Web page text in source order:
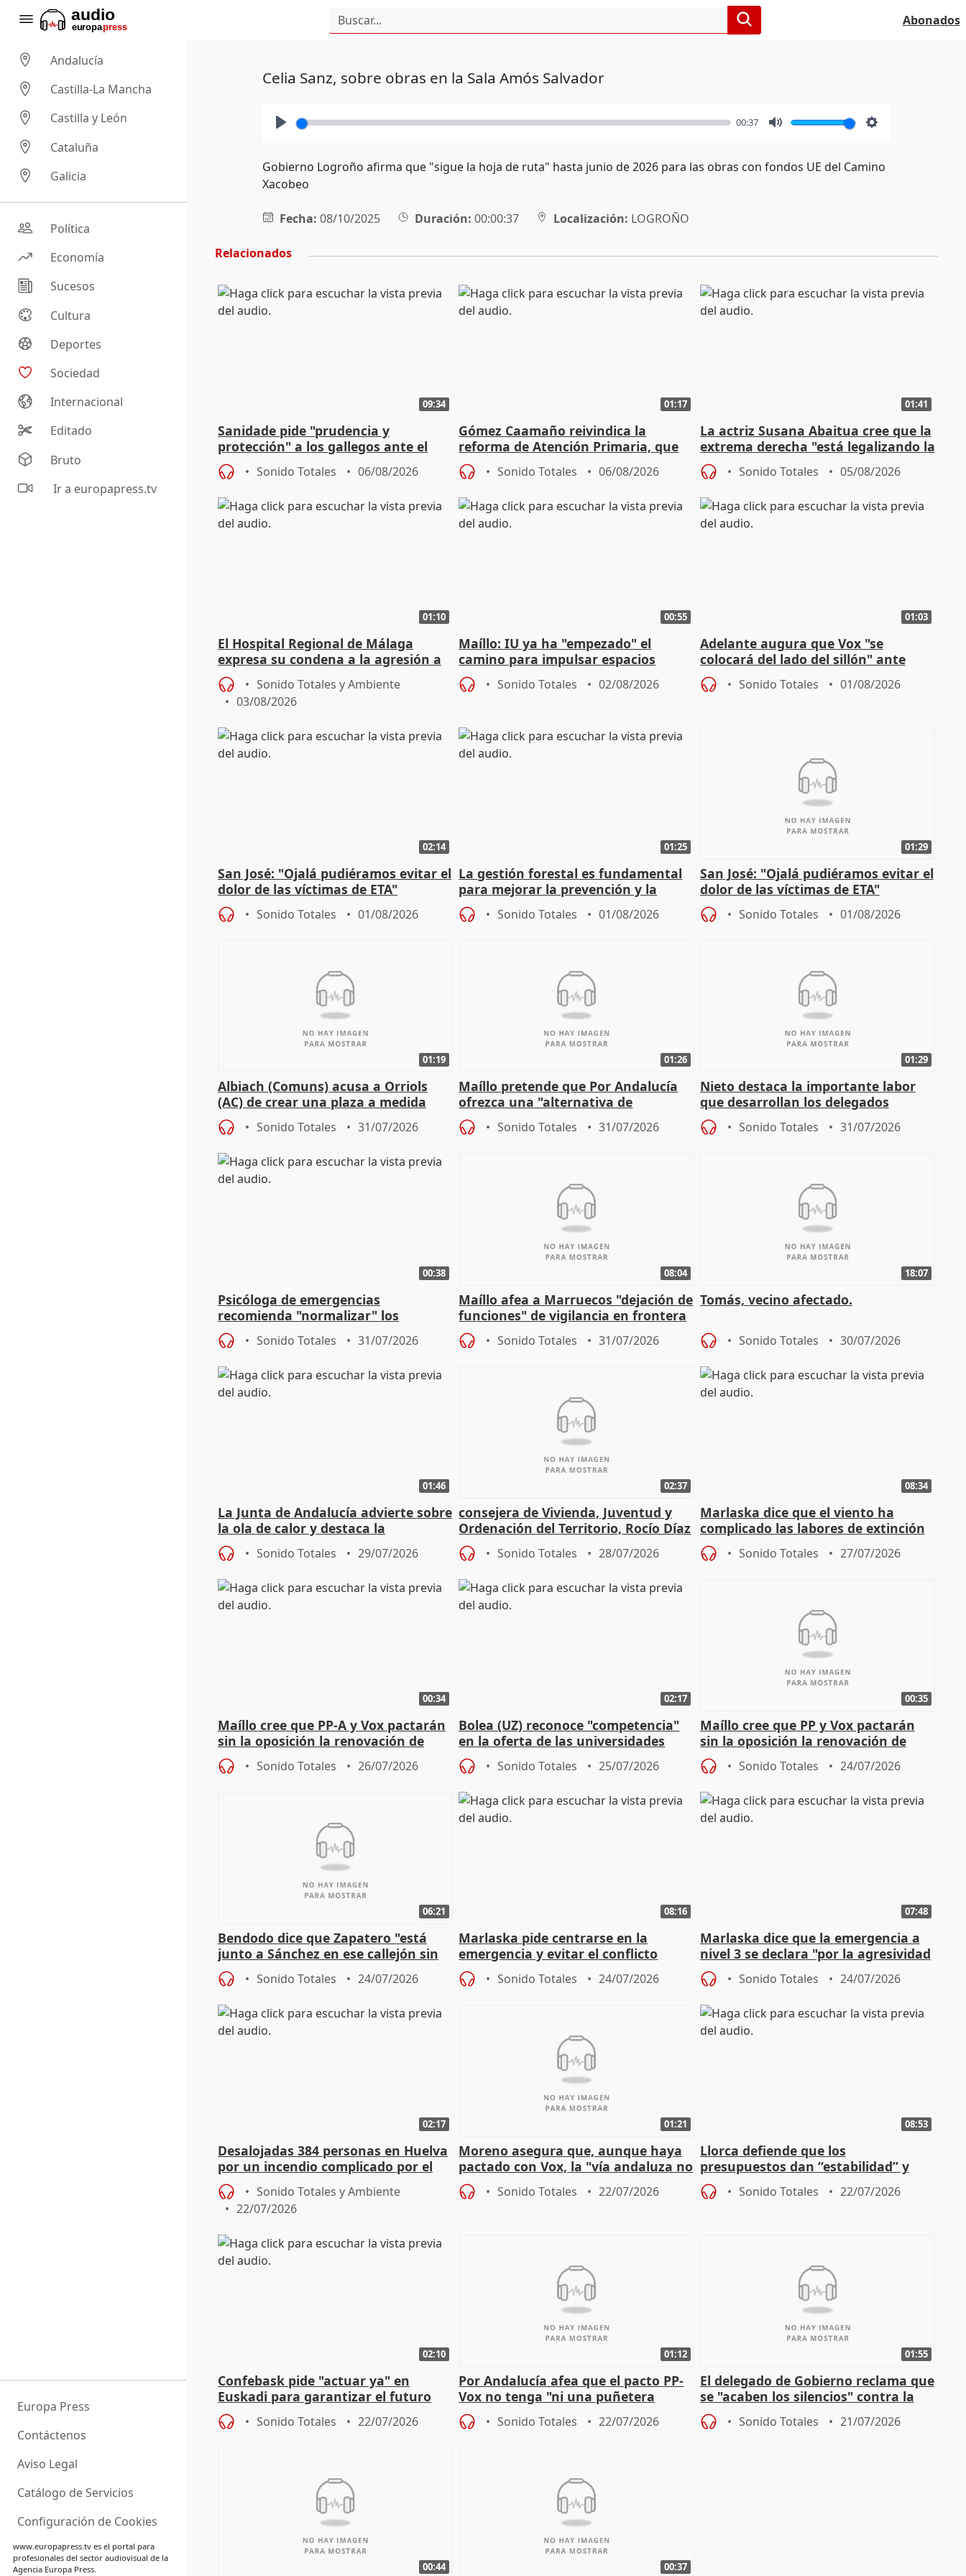
Abonados
Andalucía
Castilla-La Mancha
Castilla y León
Cataluña
Galicia
Política
Economía
Sucesos
Cultura
Deportes
Sociedad
Internacional
Editado
Bruto
Ir a europapress.tv
Europa Press
Contáctenos
Aviso Legal
Catálogo de Servicios
Configuración de Cookies
www.europapress.tves el portal para
profesionales del sector audiovisual de la
Agencia Europa Press.
Celia Sanz, sobre obras en la Sala Amós Salvador
00:37
Gobierno Logroño afirma que "sigue la hoja de ruta" hasta junio de 2026 para las obras con fondos UE del Camino
Xacobeo
Fecha: 08/10/2025 Duración: 00:00:37 Localización: LOGROÑO
Relacionados
09:34
Sanidade pide "prudencia y
protección" a los gallegos ante el
eclipse del 12 de agosto
Sonido Totales 06/08/2026
01:17
Gómez Caamaño reivindica la
reforma de Atención Primaria, que
reforzará la autogestión
Sonido Totales 06/08/2026
01:41
La actriz Susana Abaitua cree que la
extrema derecha "está legalizando la
homofobia"
Sonido Totales 05/08/2026
01:10
El Hospital Regional de Málaga
expresa su condena a la agresión a
dos enfermeras de Urgencias
Sonido Totales y Ambiente
03/08/2026
00:55
Maíllo: IU ya ha "empezado" el
camino para impulsar espacios
unitarios para las municipales
Sonido Totales 02/08/2026
01:03
Adelante augura que Vox "se
colocará del lado del sillón" ante
iniciativas de la oposición
Sonido Totales 01/08/2026
02:14
San José: "Ojalá pudiéramos evitar el
dolor de las víctimas de ETA"
Sonido Totales 01/08/2026
01:25
La gestión forestal es fundamental
para mejorar la prevención y la
actuación frente a incendios
Sonido Totales 01/08/2026
01:29
San José: "Ojalá pudiéramos evitar el
dolor de las víctimas de ETA"
Sonido Totales 01/08/2026
01:19
Albiach (Comuns) acusa a Orriols
(AC) de crear una plaza a medida
para su hija en Ripoll (Girona)
Sonido Totales 31/07/2026
01:26
Maíllo pretende que Por Andalucía
ofrezca una "alternativa de
gobierno" con su labor de oposición
Sonido Totales 31/07/2026
01:29
Nieto destaca la importante labor
que desarrollan los delegados
territoriales de la Junta
Sonido Totales 31/07/2026
00:38
Psicóloga de emergencias
recomienda "normalizar" los
síntomas tras sufrir un incendio
Sonido Totales 31/07/2026
08:04
Maíllo afea a Marruecos "dejación de
funciones" de vigilancia en frontera
con Ceuta
Sonido Totales 31/07/2026
18:07
Tomás, vecino afectado.
Sonido Totales 30/07/2026
01:46
La Junta de Andalucía advierte sobre
la ola de calor y destaca la
importancia de la prevención
Sonido Totales 29/07/2026
02:37
consejera de Vivienda, Juventud y
Ordenación del Territorio, Rocío Díaz
Sonido Totales 28/07/2026
08:34
Marlaska dice que el viento ha
complicado las labores de extinción
durante la madrugada
Sonido Totales 27/07/2026
00:34
Maíllo cree que PP-A y Vox pactarán
sin la oposición la renovación de
órganos como el Defensor
Sonido Totales 26/07/2026
02:17
Bolea (UZ) reconoce "competencia"
en la oferta de las universidades
privadas
Sonido Totales 25/07/2026
00:35
Maíllo cree que PP y Vox pactarán
sin la oposición la renovación de
órganos como el Defensor
Sonido Totales 24/07/2026
06:21
Bendodo dice que Zapatero "está
junto a Sánchez en ese callejón sin
salida
Sonido Totales 24/07/2026
08:16
Marlaska pide centrarse en la
emergencia y evitar el conflicto
político
Sonido Totales 24/07/2026
07:48
Marlaska dice que la emergencia a
nivel 3 se declara "por la agresividad
de los incendios"
Sonido Totales 24/07/2026
02:17
Desalojadas 384 personas en Huelva
por un incendio complicado por el
viento
Sonido Totales y Ambiente
22/07/2026
01:21
Moreno asegura que, aunque haya
pactado con Vox, la "vía andaluza no
ha muerto" ni él va a "cambiar"
Sonido Totales 22/07/2026
08:53
Llorca defiende que los
presupuestos dan “estabilidad” y
dice que no ha hablado con Feijóo
Sonido Totales 22/07/2026
02:10
Confebask pide "actuar ya" en
Euskadi para garantizar el futuro
con un pacto de país
Sonido Totales 22/07/2026
01:12
Por Andalucía afea que el pacto PP-
Vox no tenga "ni una puñetera
medida" contra violencia machista
Sonido Totales 22/07/2026
01:55
El delegado de Gobierno reclama que
se "acaben los silencios" contra la
violencia de género
Sonido Totales 21/07/2026
00:44 00:37